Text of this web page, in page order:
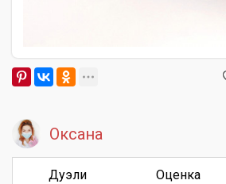
Оксана
Дуэли Оценка